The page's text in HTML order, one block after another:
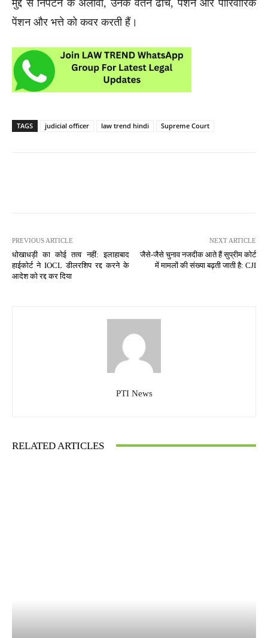
मुद्दे से निपटने के अलावा, उनके वेतन ढांचे, पेंशन और पारिवारिक
पेंशन और भत्ते को कवर करती हैं।
TAGS judicial officer law trend hindi Supreme Court
PREVIOUS ARTICLE
धोखाधड़ी का कोई तत्व नहीं: इलाहाबाद
हाईकोर्ट ने IOCL डीलरशिप रद्द करने के
आदेश को रद्द कर दिया
NEXT ARTICLE
जैसे-जैसे चुनाव नजदीक आते हैं सुप्रीम कोर्ट
में मामलों की संख्या बढ़ती जाती है: CJI
PTI News
RELATED ARTICLES